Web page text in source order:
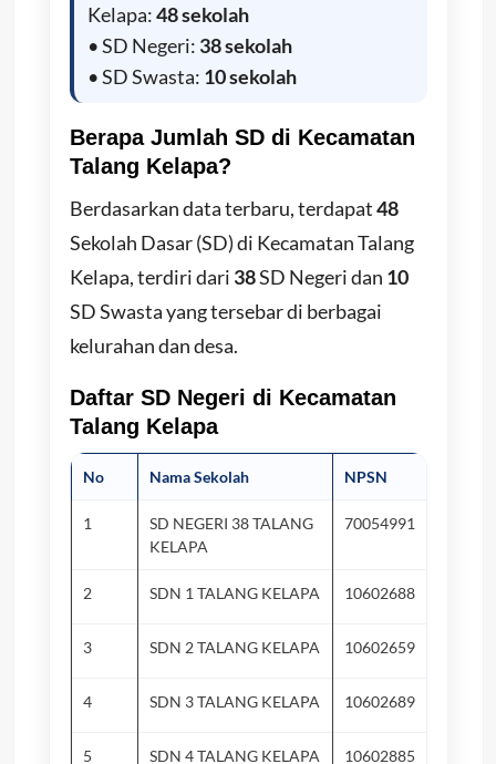
Kelapa:48 sekolah
• SD Negeri: 38 sekolah
• SD Swasta: 10 sekolah
Berapa Jumlah SD di Kecamatan
Talang Kelapa?
Berdasarkan data terbaru, terdapat48
Sekolah Dasar (SD) di Kecamatan Talang
Kelapa, terdiri dari 38SD Negeri dan 10
SD Swasta yang tersebar di berbagai
kelurahan dan desa.
Daftar SD Negeri di Kecamatan
Talang Kelapa
No Nama Sekolah NPSN
1
SD NEGERI 38 TALANG
KELAPA
70054991
2 SDN 1 TALANG KELAPA 10602688
3 SDN 2 TALANG KELAPA 10602659
4 SDN 3 TALANG KELAPA 10602689
5 SDN 4 TALANG KELAPA 10602885